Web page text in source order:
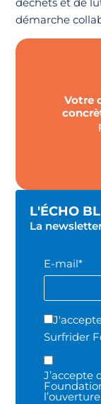
démarche
Votre
L'ÉCHO
La
E-mail*
Surfrider
J’accepte